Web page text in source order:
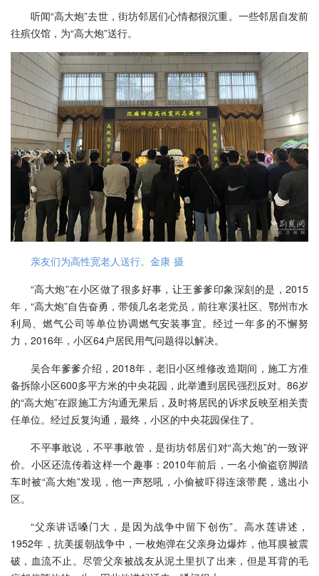
听闻“高大炮”去世，街坊邻居们心情都很沉重。一些邻居自发前
往殡仪馆，为“高大炮”送行。
亲友们为高性宽老人送行。金康 摄
“高大炮”在小区做了很多好事，让王爹爹印象深刻的是，2015
年，“高大炮”自告奋勇，带领几名老党员，前往寒溪社区、鄂州市水
利局、燃气公司等单位协调燃气安装事宜。经过一年多的不懈努
力，2016年，小区64户居民用气问题得以解决。
吴合年爹爹介绍，2018年，老旧小区维修改造期间，施工方准
备拆除小区600多平方米的中央花园，此举遭到居民强烈反对。86岁
的“高大炮”在跟施工方沟通无果后，及时将居民的诉求反映至相关责
任单位。经过反复沟通，最终，小区的中央花园保住了。
不平事敢说，不平事敢管，是街坊邻居们对“高大炮”的一致评
价。小区还流传着这样一个趣事：2010年前后，一名小偷盗窃脚踏
车时被“高大炮”发现，他一声怒吼，小偷被吓得连滚带爬，逃出小
区。
“父亲讲话嗓门大，是因为战争中留下创伤”。高水莲讲述，
1952年，抗美援朝战争中，一枚炮弹在父亲身边爆炸，他耳膜被震
破，血流不止。尽管父亲被战友从泥土里扒了出来，但是耳背的毛